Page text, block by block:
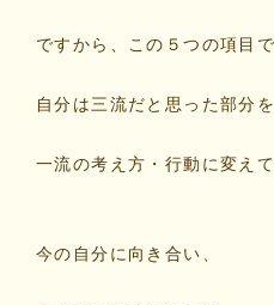
ですから、この５つの項目で
自分は三流だと思った部分を
一流の考え方・行動に変え
今の自分に向き合い、